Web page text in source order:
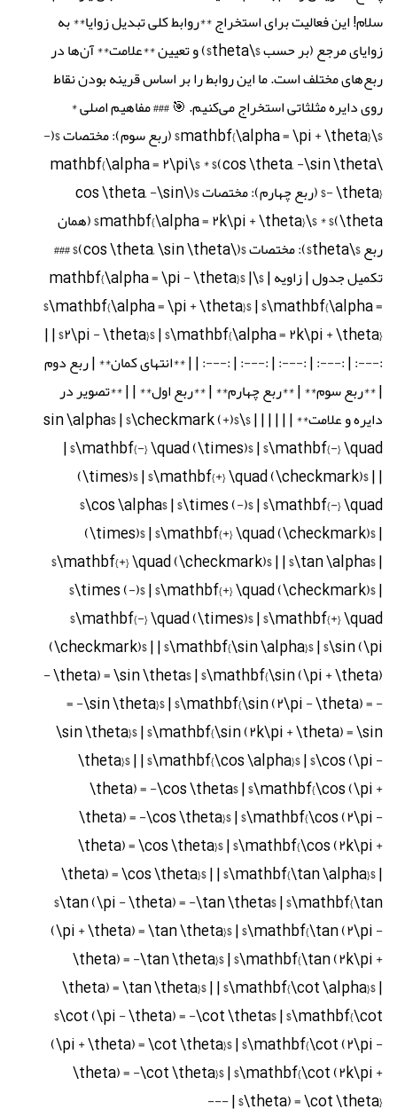
سلام! این فعالیت برای استخراج **روابط کلی تبدیل زوایا** به
زوایای مرجع (بر حسب $\theta$) و تعیین **علامت** آن‌ها در
ربع‌های مختلف است. ما این روابط را بر اساس قرینه بودن نقاط
روی دایره مثلثاتی استخراج می‌کنیم. 🎯 ### مفاهیم اصلی *
$\mathbf{\alpha = \pi + \theta}$ (ربع سوم): مختصات $(-
\cos \theta, -\sin \theta)$ * $\mathbf{\alpha = ۲\pi
- \theta}$ (ربع چهارم): مختصات $(\cos \theta, -\sin
\theta)$ * $\mathbf{\alpha = ۲k\pi + \theta}$ (همان
ربع $\theta$): مختصات $(\cos \theta, \sin \theta)$ ###
تکمیل جدول | زاویه | $\mathbf{\alpha = \pi - \theta}$ |
$\mathbf{\alpha = \pi + \theta}$ | $\mathbf{\alpha =
۲\pi - \theta}$ | $\mathbf{\alpha = ۲k\pi + \theta}$ | |
:---: | :---: | :---: | :---: | :---: | | **انتهای کمان** | ربع دوم
| **ربع سوم** | **ربع چهارم** | **ربع اول** | | **تصویر در
دایره و علامت** | | | | | | $\sin \alpha$ | $\checkmark (+)$
| $\mathbf{-} \quad (\times)$ | $\mathbf{-} \quad
(\times)$ | $\mathbf{+} \quad (\checkmark)$ | |
$\cos \alpha$ | $\times (-)$ | $\mathbf{-} \quad
(\times)$ | $\mathbf{+} \quad (\checkmark)$ |
$\mathbf{+} \quad (\checkmark)$ | | $\tan \alpha$ |
$\times (-)$ | $\mathbf{+} \quad (\checkmark)$ |
$\mathbf{-} \quad (\times)$ | $\mathbf{+} \quad
(\checkmark)$ | | $\mathbf{\sin \alpha}$ | $\sin (\pi
- \theta) = \sin \theta$ | $\mathbf{\sin (\pi + \theta)
= -\sin \theta}$ | $\mathbf{\sin (۲\pi - \theta) = -
\sin \theta}$ | $\mathbf{\sin (۲k\pi + \theta) = \sin
\theta}$ | | $\mathbf{\cos \alpha}$ | $\cos (\pi -
\theta) = -\cos \theta$ | $\mathbf{\cos (\pi +
\theta) = -\cos \theta}$ | $\mathbf{\cos (۲\pi -
\theta) = \cos \theta}$ | $\mathbf{\cos (۲k\pi +
\theta) = \cos \theta}$ | | $\mathbf{\tan \alpha}$ |
$\tan (\pi - \theta) = -\tan \theta$ | $\mathbf{\tan
(\pi + \theta) = \tan \theta}$ | $\mathbf{\tan (۲\pi -
\theta) = -\tan \theta}$ | $\mathbf{\tan (۲k\pi +
\theta) = \tan \theta}$ | | $\mathbf{\cot \alpha}$ |
$\cot (\pi - \theta) = -\cot \theta$ | $\mathbf{\cot
(\pi + \theta) = \cot \theta}$ | $\mathbf{\cot (۲\pi -
\theta) = -\cot \theta}$ | $\mathbf{\cot (۲k\pi +
\theta) = \cot \theta}$ | ---